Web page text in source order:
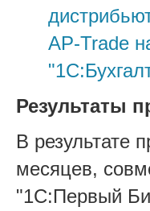
AP-Trade
Результаты
В результате
месяцев,
"1С:Первый